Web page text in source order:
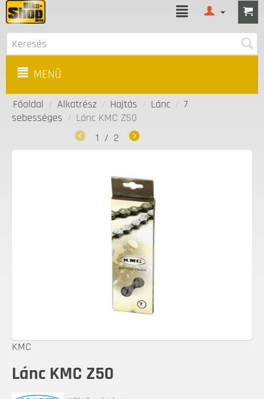
MENÜ
Főoldal / Alkatrész / Hajtás / Lánc / 7
sebességes / Lánc KMC Z50
1 / 2
KMC
Lánc KMC Z50